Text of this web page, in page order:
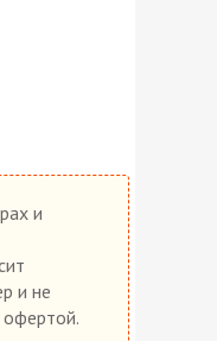
и
и не
офертой.